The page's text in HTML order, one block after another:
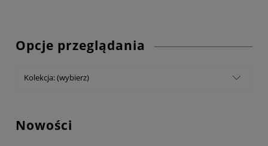
Opcje przeglądania
Kolekcja: (wybierz)
Nowości